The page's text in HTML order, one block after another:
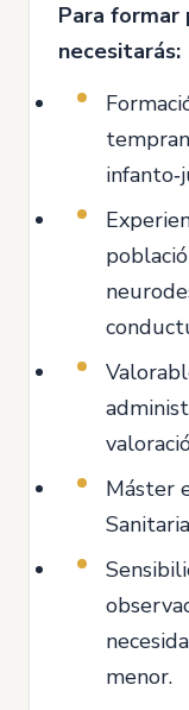
Para
necesitarás:
Máster
menor.